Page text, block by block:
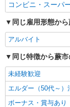
コンビニ・スーパ
同じ雇用形態か
アルバイト
同じ特徴から蕨
未経験歓迎
エルダー（50代～）
ボーナス・賞与あり